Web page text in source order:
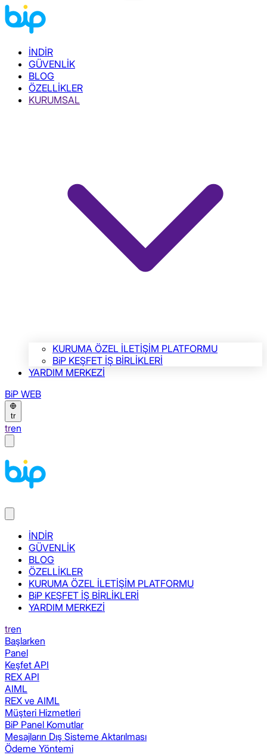
İNDİR
GÜVENLİK
BLOG
ÖZELLİKLER
KURUMSAL
KURUMA ÖZEL İLETİŞİM PLATFORMU
BiP KEŞFET İŞ BİRLİKLERİ
YARDIM MERKEZİ
BiP WEB
tr
tren
İNDİR
GÜVENLİK
BLOG
ÖZELLİKLER
KURUMA ÖZEL İLETİŞİM PLATFORMU
BiP KEŞFET İŞ BİRLİKLERİ
YARDIM MERKEZİ
tren
Başlarken
Panel
Keşfet API
REX API
AIML
REX ve AIML
Müşteri Hizmetleri
BiP Panel Komutlar
Mesajların Dış Sisteme Aktarılması
Ödeme Yöntemi